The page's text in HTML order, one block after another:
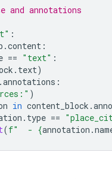
and annotations
:
.content :
== "text" :
. text)
.annotations :
)
in content_block .
. type ==
(f"  - {annotation .